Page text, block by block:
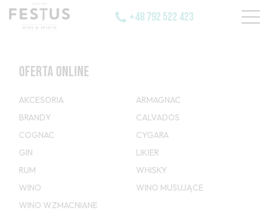
+48 792 522 423
OFERTA ONLINE
AKCESORIA
ARMAGNAC
BRANDY
CALVADOS
COGNAC
CYGARA
GIN
LIKIER
RUM
WHISKY
WINO
WINO MUSUJĄCE
WINO WZMACNIANE